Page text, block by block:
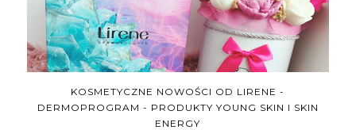
KOSMETYCZNE NOWOŚCI OD LIRENE -
DERMOPROGRAM - PRODUKTY YOUNG SKIN I SKIN
ENERGY